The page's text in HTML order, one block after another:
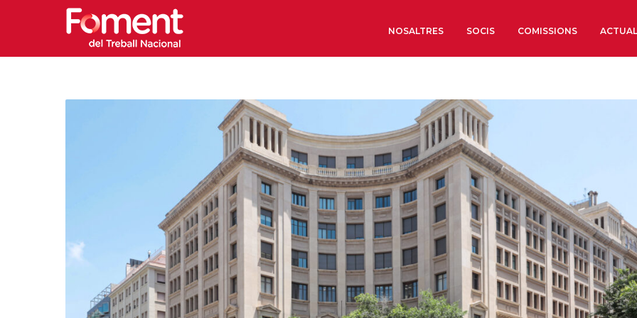
NOSALTRES
Institut d’Estudis
Societat Barcelonesa
Econòmics i Socials
Organitzacions
Organitzacions
Coneix més
SOCIS COMISSIONS